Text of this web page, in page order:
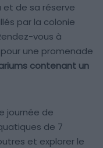
et de sa réserve
par la colonie
vous à
pour une promenade
contenant un
journée de
de 7
et explorer le